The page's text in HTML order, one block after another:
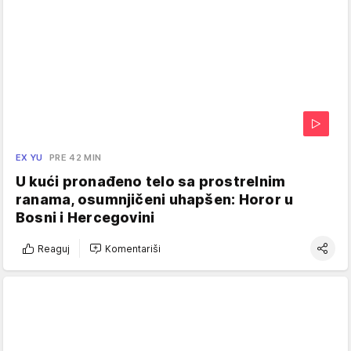
EX YU PRE 42 MIN
U kući pronađeno telo sa prostrelnim
ranama, osumnjičeni uhapšen: Horor u
Bosni i Hercegovini
Reaguj Komentariši